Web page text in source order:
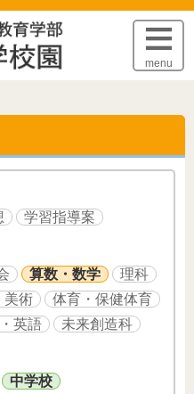
本文へ
menu
学習指導案
算数・数学
理科
美術
体育・保健体育
英語 未来創造科
中学校